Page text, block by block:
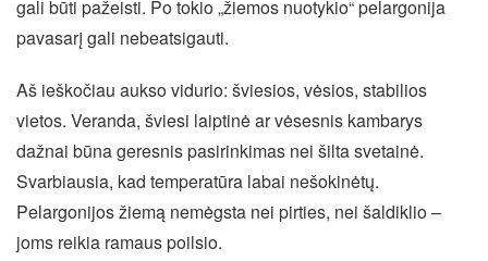
gali būti pažeisti. Po tokio „žiemos nuotykio“ pelargonija
pavasarį gali nebeatsigauti.
Aš ieškočiau aukso vidurio: šviesios, vėsios, stabilios
vietos. Veranda, šviesi laiptinė ar vėsesnis kambarys
dažnai būna geresnis pasirinkimas nei šilta svetainė.
Svarbiausia, kad temperatūra labai nešokinėtų.
Pelargonijos žiemą nemėgsta nei pirties, nei šaldiklio –
joms reikia ramaus poilsio.